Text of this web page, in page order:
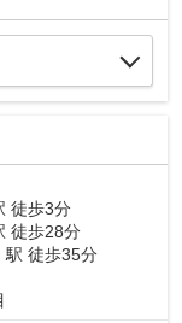
徒歩3分
徒歩28分
駅 徒歩35分